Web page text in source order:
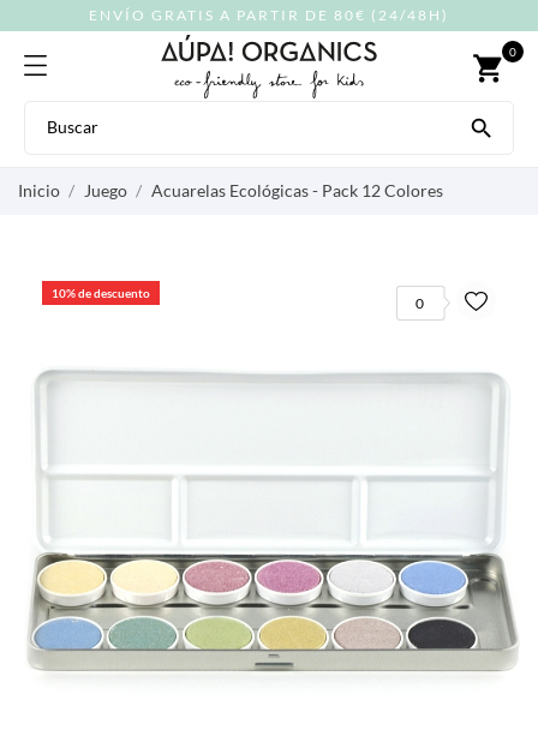
ENVÍO GRATIS A PARTIR DE 80€ (24/48H)
shopping_cart 0

Inicio Juego Acuarelas Ecológicas - Pack 12 Colores
10% de descuento
0